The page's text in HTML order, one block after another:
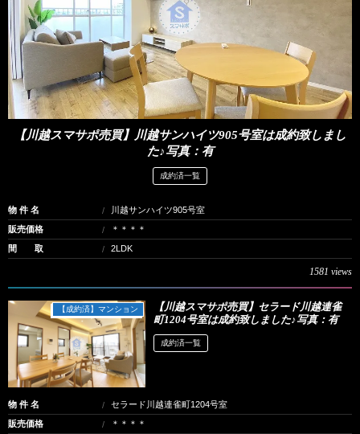
【川越スマサポ売買】川越サンハイツ905号室は成約致しまし
た♪写真：有
成約済一覧
物 件 名
川越サンハイツ905号室
販売価格
＊＊＊＊
間 取
2LDK
1581 views
【成約済】マンション
【川越スマサポ売買】セラード川越連雀
町1204号室は成約致しました♪写真：有
成約済一覧
物 件 名
セラード川越連雀町1204号室
販売価格
＊＊＊＊